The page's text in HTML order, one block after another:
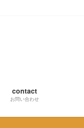
contact
お問い合わせ